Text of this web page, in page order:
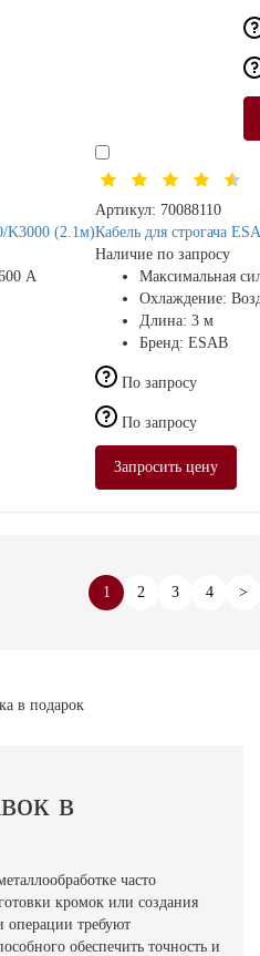
K3000 (2.1м)
А
Артикул: 70088110
Кабель для строгача
Наличие по запросу
Максимальная
Охлаждение:
Длина: 3 м
Бренд: ESAB
По запросу
По запросу
Запросить цену
1 2 3 4 >
в подарок
в
часто
кромок или создания
операции требуют
обеспечить точность и